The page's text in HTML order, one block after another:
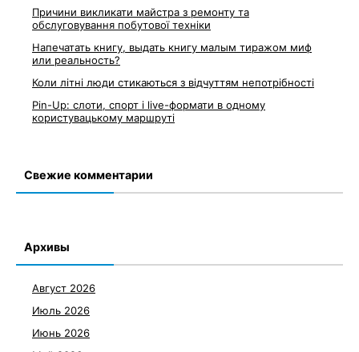
Причини викликати майстра з ремонту та
обслуговування побутової техніки
Напечатать книгу, выдать книгу малым тиражом миф
или реальность?
Коли літні люди стикаються з відчуттям непотрібності
Pin-Up: слоти, спорт і live-формати в одному
користувацькому маршруті
Свежие комментарии
Архивы
Август 2026
Июль 2026
Июнь 2026